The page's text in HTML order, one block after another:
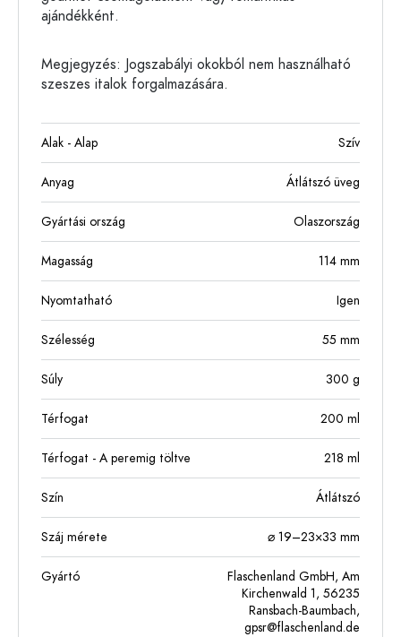
ajándékként.
Megjegyzés: Jogszabályi okokból nem használható
szeszes italok forgalmazására.
Alak - Alap Szív
Anyag Átlátszó üveg
Gyártási ország Olaszország
Magasság 114 mm
Nyomtatható Igen
Szélesség 55 mm
Súly 300 g
Térfogat 200 ml
Térfogat - A peremig töltve 218 ml
Szín Átlátszó
Száj mérete ⌀ 19–23×33 mm
Gyártó
Flaschenland GmbH, Am
Kirchenwald 1, 56235
Ransbach-Baumbach,
gpsr@flaschenland.de